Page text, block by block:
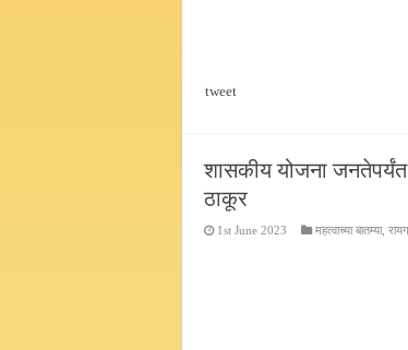
tweet
शासकीय योजना
ठाकूर
1st June 2023 महत्वाच्या बातम्या,